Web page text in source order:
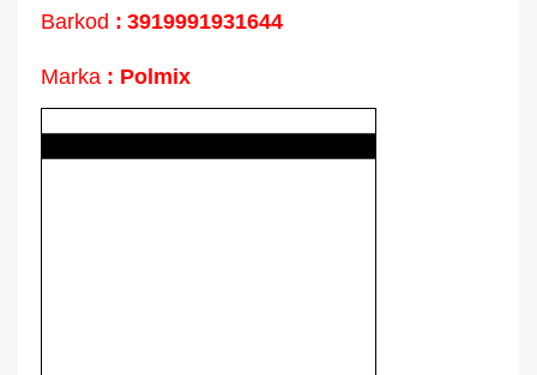
Barkod : 3919991931644
Marka : Polmix